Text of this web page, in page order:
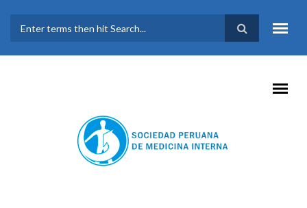
FORMULARIO DE
BÚSQUEDA